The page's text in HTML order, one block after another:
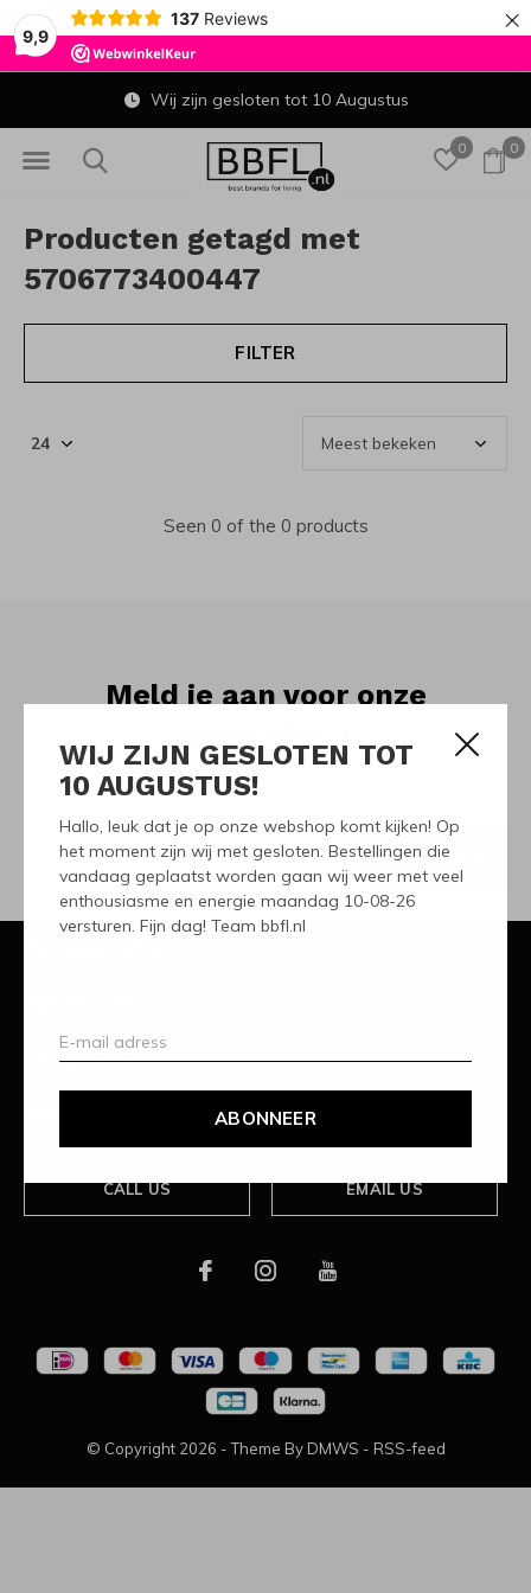
9,9
137 Reviews ×
WIJ ZIJN GESLOTEN TOT
10 AUGUSTUS!
Hallo, leuk dat je op onze webshop komt kijken! Op
het moment zijn wij met gesloten. Bestellingen die
vandaag geplaatst worden gaan wij weer met veel
enthousiasme en energie maandag 10-08-26
versturen. Fijn dag! Team bbfl.nl
ABONNEER
0 0
Wij zijn gesloten tot 10 Augustus
Producten getagd met
5706773400447
FILTER
Seen 0 of the 0 products
Meld je aan voor onze
Ontvang de nieuwste aanbiedingen en promoties
ABONNEER
Categorieën
CALL US EMAIL US
© Copyright 2026 - Theme By DMWS - RSS-feed